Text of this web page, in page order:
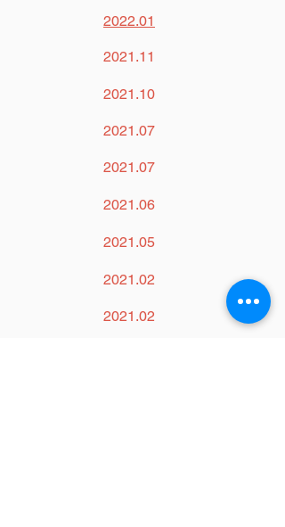
2022.01
2021.11
2021.10
2021.07
2021.07
2021.06
2021.05
2021.02
2021.02